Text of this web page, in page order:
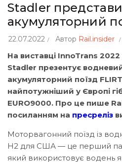
Stadler
акумуляторний
22.07.2022 Автор Rail.insider
На виставці InnoTrans 2022
Stadler презентує
акумуляторний поїзд
найпотужніший у Європі
EURO9000. Про це пише
посиланням на пресреліз
Моторвагонний поїзд із
H2 для США — це перший
який використовує водень